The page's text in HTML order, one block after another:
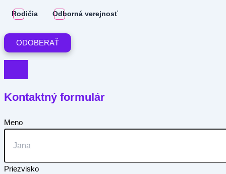
Rodičia Odborná verejnosť
Kontaktný formulár
Meno
Priezvisko